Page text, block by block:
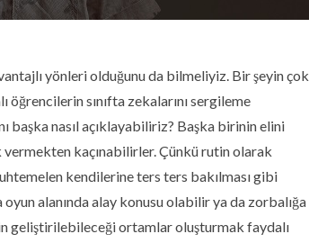
yönleri olduğunu da bilmeliyiz. Bir şeyin çok
sınıfta zekalarını sergileme
başka nasıl açıklayabiliriz? Başka birinin elini
vermekten kaçınabilirler. Çünkü rutin olarak
kendilerine ters ters bakılması gibi
alanında alay konusu olabilir ya da zorbalığa
geliştirilebileceği ortamlar oluşturmak faydalı